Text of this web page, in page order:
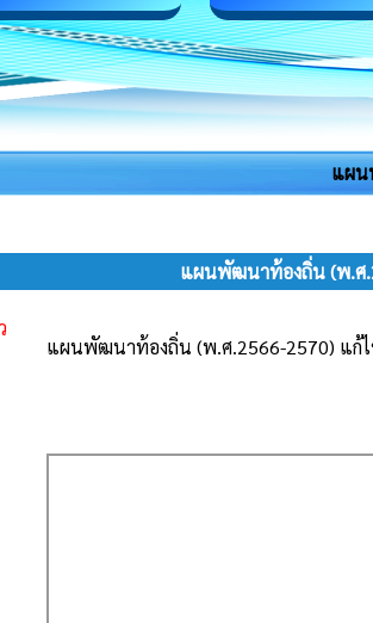
แผ
แผนพัฒนาท้องถิ่น (พ.ศ
แผนพัฒนาท้องถิ่น (พ.ศ.2566-2570) แก้